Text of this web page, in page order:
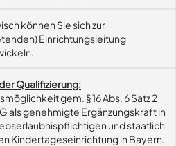
können Sie sich zur
Einrichtungsleitung
Qualifizierung:
gem. § 16 Abs. 6 Satz 2
als genehmigte Ergänzungskraft in
und staatlich
Kindertageseinrichtung in Bayern.